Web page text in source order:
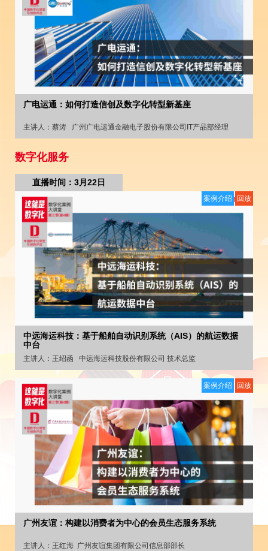
广电运通：如何打造信创及数字化转型新基座
主讲人： 蔡涛 广州广电运通金融电子股份有限公司IT产品部经理
数字化服务
直播时间：3月22日
中远海运科技：基于船舶自动识别系统（AIS）的航运数据
中台
主讲人： 王绍函 中远海运科技股份有限公司 技术总监
案例介绍 回放
广州友谊：构建以消费者为中心的会员生态服务系统
主讲人： 王红海 广州友谊集团有限公司信息部部长
案例介绍 回放